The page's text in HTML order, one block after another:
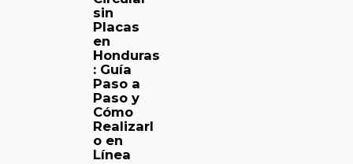
sin
Placas
en
Honduras
: Guía
Paso a
Paso y
Cómo
Realizarl
o en
Línea